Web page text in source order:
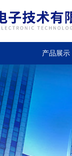
产品展示